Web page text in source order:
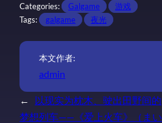
Categories: Galgame
游戏
Tags:
galgame 夜光
本文作者:
admin
←
以现实为枕木、驶出田野间的
梦想列车——《爱上火车》（まい